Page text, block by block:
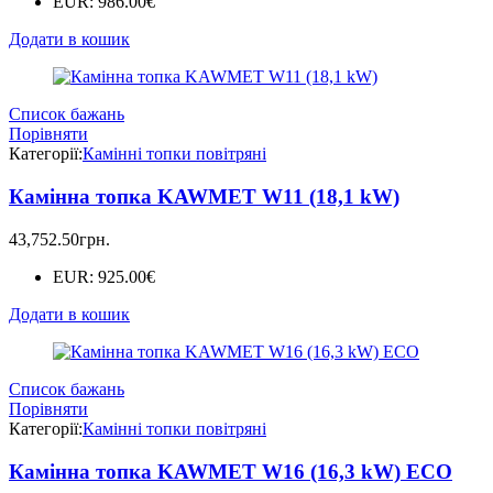
Додати в кошик
Список бажань
Порівняти
Категорії:Камінні топки повітряні
Камінна топка KAWMET W11 (18,1 kW)
43,752.50грн.
EUR: 925.00€
Додати в кошик
Список бажань
Порівняти
Категорії:Камінні топки повітряні
Камінна топка KAWMET W16 (16,3 kW) ECO